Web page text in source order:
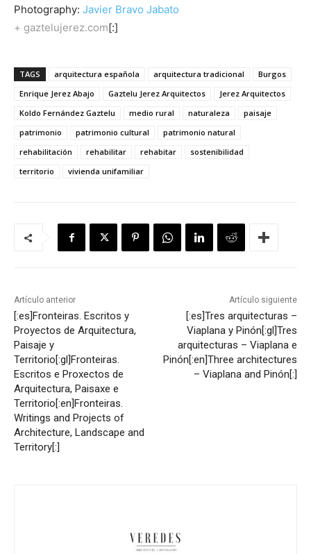
Photography: Javier Bravo Jabato
+ gaztelujerez.com[:]
TAGS arquitectura española arquitectura tradicional
Burgos
Enrique Jerez Abajo
Gaztelu Jerez Arquitectos
Jerez Arquitectos
Koldo Fernández Gaztelu
medio rural naturaleza
paisaje
patrimonio
patrimonio cultural
patrimonio natural
rehabilitación
rehabilitar rehabitar
sostenibilidad
territorio
vivienda unifamiliar
Artículo anterior
[:es]Fronteiras. Escritos y
Proyectos de Arquitectura,
Paisaje y
Territorio[:gl]Fronteiras.
Escritos e Proxectos de
Arquitectura, Paisaxe e
Territorio[:en]Fronteiras.
Writings and Projects of
Architecture, Landscape and
Territory[:]
Artículo siguiente
[:es]Tres arquitecturas –
Viaplana y Pinón[:gl]Tres
arquitecturas – Viaplana e
Pinón[:en]Three architectures
– Viaplana and Pinón[:]